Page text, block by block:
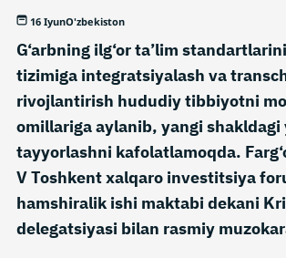
16 IyunO'zbekiston
G‘arbning ilg‘or ta’lim
tizimiga integratsiyalash va
rivojlantirish hududiy tibbiyotni
omillariga aylanib, yangi
tayyorlashni kafolatlamoqda.
V Toshkent xalqaro investitsiya
hamshiralik ishi maktabi dekani
delegatsiyasi bilan rasmiy